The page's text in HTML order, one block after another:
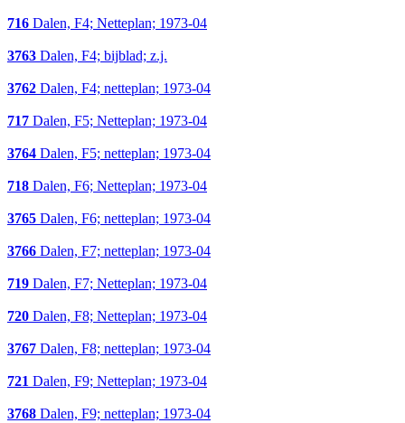
716 Dalen, F4; Netteplan; 1973-04
3763 Dalen, F4; bijblad; z.j.
3762 Dalen, F4; netteplan; 1973-04
717 Dalen, F5; Netteplan; 1973-04
3764 Dalen, F5; netteplan; 1973-04
718 Dalen, F6; Netteplan; 1973-04
3765 Dalen, F6; netteplan; 1973-04
3766 Dalen, F7; netteplan; 1973-04
719 Dalen, F7; Netteplan; 1973-04
720 Dalen, F8; Netteplan; 1973-04
3767 Dalen, F8; netteplan; 1973-04
721 Dalen, F9; Netteplan; 1973-04
3768 Dalen, F9; netteplan; 1973-04